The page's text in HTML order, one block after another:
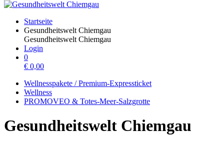
Startseite
Gesundheitswelt Chiemgau
Gesundheitswelt Chiemgau
Login
0
€ 0,00
Wellnesspakete / Premium-Expressticket
Wellness
PROMOVEO & Totes-Meer-Salzgrotte
Gesundheitswelt Chiemgau